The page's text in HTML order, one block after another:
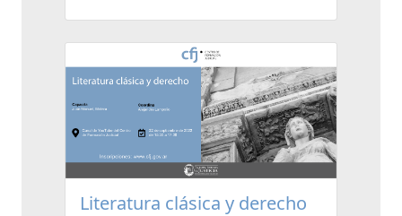
Literatura clásica y derecho